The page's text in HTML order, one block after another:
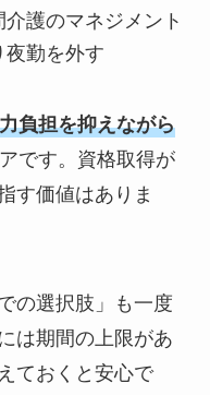
護のマネジメント
夜勤を外す
負担を抑えながら
です。資格取得が
す価値はありま
の選択肢」も一度
は期間の上限があ
ておくと安心で